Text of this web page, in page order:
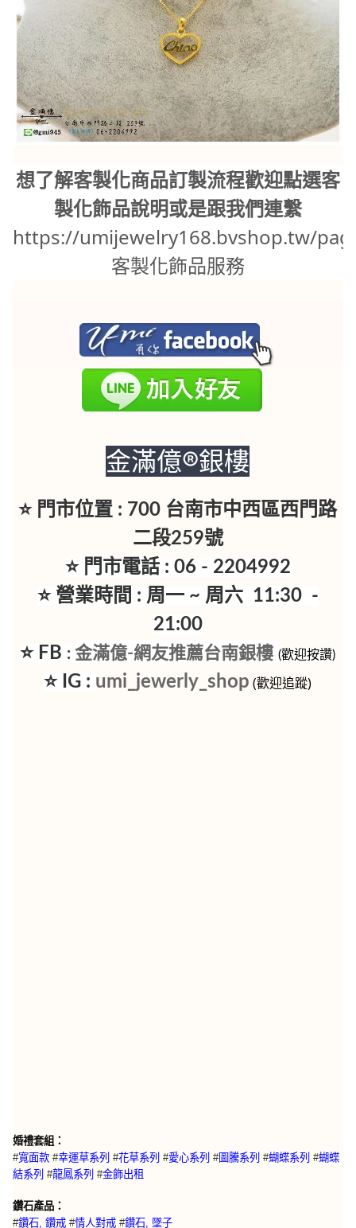
想了解客製化商品訂製流程歡迎點選客
製化飾品說明或是跟我們連繫
https://umijewelry168.bvshop.tw/
客製化飾品服務
金滿億®銀樓
⭐ 門市位置 : 700 台南市中西區西門路
二段259號
⭐ 門市電話 : 06 - 2204992
⭐ 營業時間 : 周一 ~ 周六 11:30 -
21:00
⭐ FB :金滿億-網友推薦台南銀樓 (歡迎按讚)
⭐ IG : umi_jewerly_shop (歡迎追蹤)
婚禮套組：
#寬面款 #幸運草系列 #花草系列 #愛心系列 #圖騰系列 #蝴蝶系列 #蝴蝶
結系列 #龍鳳系列 #金飾出租
鑽石產品：
#鑽石, 鑽戒 #情人對戒 #鑽石, 墜子